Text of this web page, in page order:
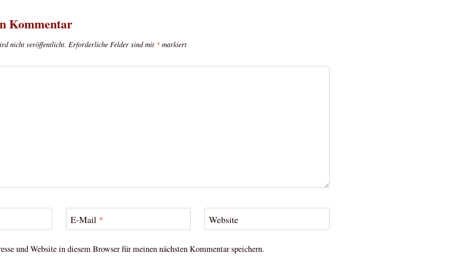
Kommentar
nicht veröffentlicht. Erforderliche Felder sind mit * markiert
E-Mail * Website
und Website in diesem Browser für meinen nächsten Kommentar speichern.